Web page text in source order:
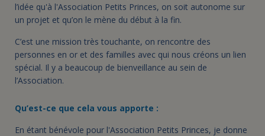
l’idée qu'à l'Association Petits Princes, on soit autonome sur
un projet et qu’on le mène du début à la fin.
C’est une mission très touchante, on rencontre des
personnes en or et des familles avec qui nous créons un lien
spécial. Il y a beaucoup de bienveillance au sein de
l’Association.
Qu’est-ce que cela vous apporte :
En étant bénévole pour l'Association Petits Princes, je donne